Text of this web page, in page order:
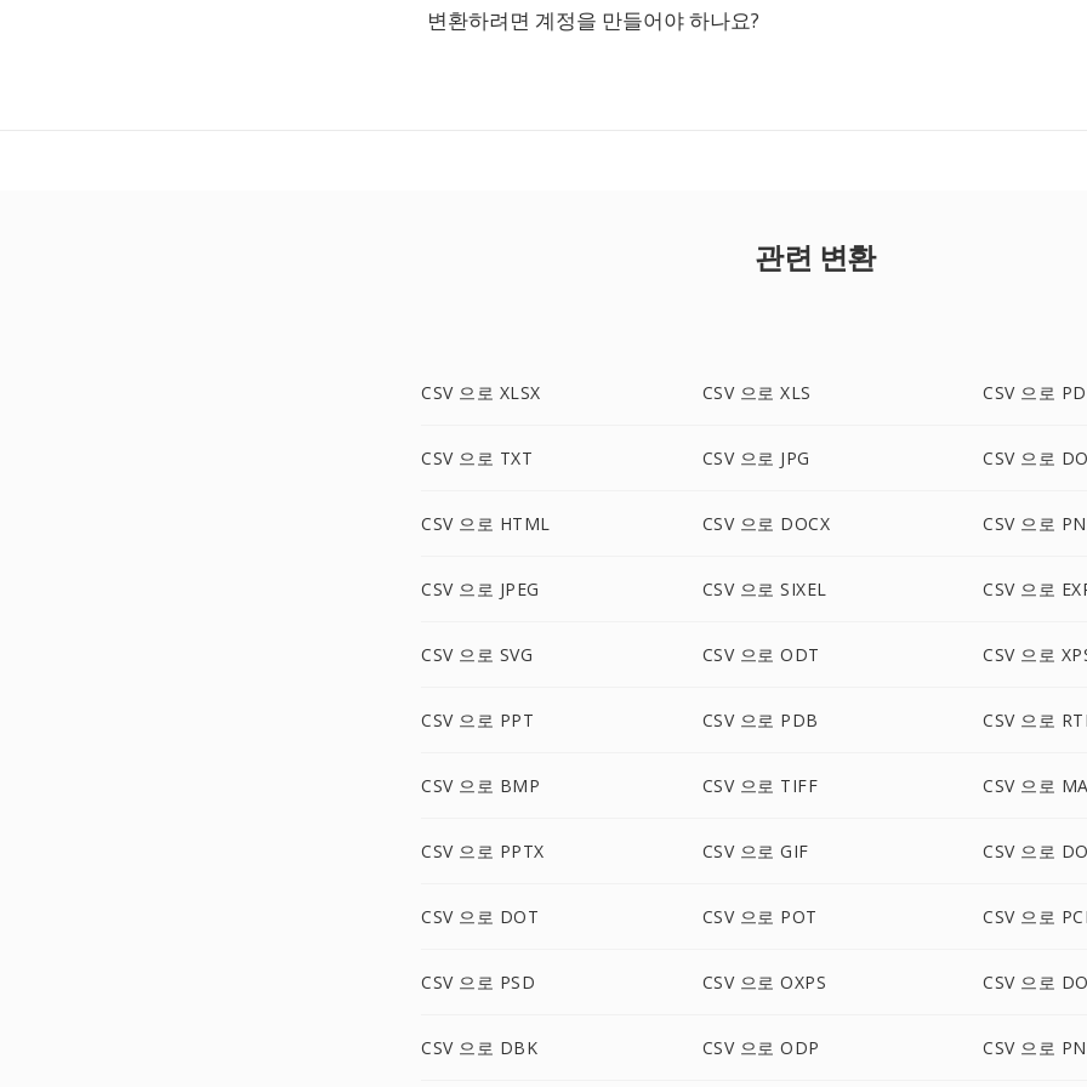
변환하려면 계정을 만들어야 하나요?
관련 변환
CSV 으로 XLSX CSV 으로 XLS CSV 으로
CSV 으로 TXT CSV 으로 JPG CSV 으로
CSV 으로 HTML CSV 으로 DOCX CSV 으로
CSV 으로 JPEG CSV 으로 SIXEL CSV 으로
CSV 으로 SVG CSV 으로 ODT CSV 으로
CSV 으로 PPT CSV 으로 PDB CSV 으로
CSV 으로 BMP CSV 으로 TIFF CSV 으로
CSV 으로 PPTX CSV 으로 GIF CSV 으로
CSV 으로 DOT CSV 으로 POT CSV 으로
CSV 으로 PSD CSV 으로 OXPS CSV 으로
CSV 으로 DBK CSV 으로 ODP CSV 으로